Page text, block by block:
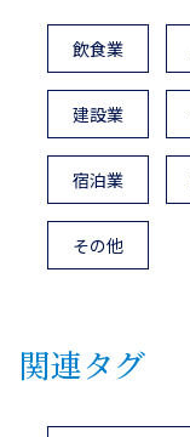
飲食業
建設業
宿泊業
その他
関連タグ